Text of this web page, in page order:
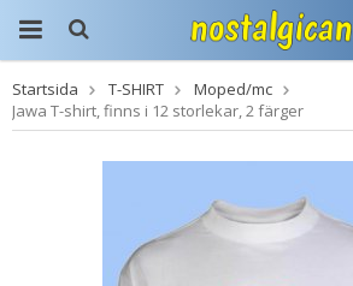
Produkten har blivit
tillagd i varukorgen
Startsida T-SHIRT
Moped/mc
Jawa T-shirt, finns i 12 storlekar, 2 färger